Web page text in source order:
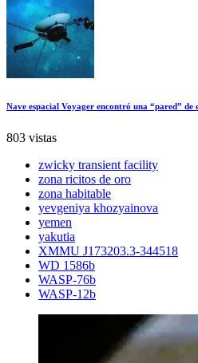
Nave espacial Voyager encontró una “pared”
803 vistas
zwicky transient facility
zona ricitos de oro
zona habitable
yevgeniya khozyainova
yemen
yakutia
XMMU J173203.3-344518
WD 1586b
WASP-76b
WASP-12b